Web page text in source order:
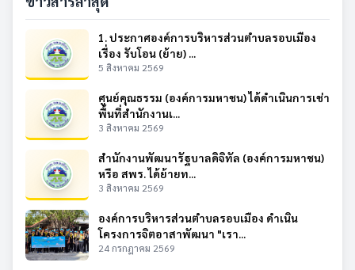
1. ประกาศองค์การบริหารส่วนตำบลรอบเมือง
เรื่อง รับโอน (ย้าย) ...
5 สิงหาคม 2569
ศูนย์คุณธรรม (องค์การมหาชน) ได้ดำเนินการเช่า
พื้นที่สำนักงานเ...
3 สิงหาคม 2569
สำนักงานพัฒนารัฐบาลดิจิทัล (องค์การมหาชน)
หรือ สพร. ได้ย้ายท...
3 สิงหาคม 2569
องค์การบริหารส่วนตำบลรอบเมือง ดำเนิน
โครงการจิตอาสาพัฒนา "เรา...
24 กรกฎาคม 2569